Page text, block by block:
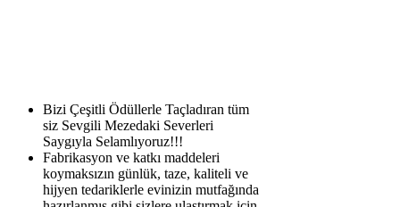
Bizi Çeşitli Ödüllerle Taçladıran tüm
siz Sevgili Mezedaki Severleri
Saygıyla Selamlıyoruz!!!
Fabrikasyon ve katkı maddeleri
koymaksızın günlük, taze, kaliteli ve
hijyen tedariklerle evinizin mutfağında